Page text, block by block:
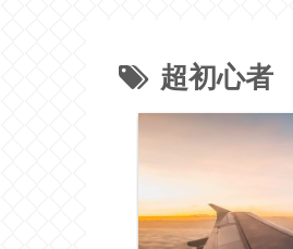
超初心者